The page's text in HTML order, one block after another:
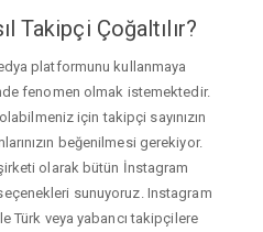
Takipçi Çoğaltılır?
platformunu kullanmaya
fenomen olmak istemektedir.
için takipçi sayınızın
beğenilmesi gerekiyor.
olarak bütün İnstagram
sunuyoruz. Instagram
Türk veya yabancı takipçilere